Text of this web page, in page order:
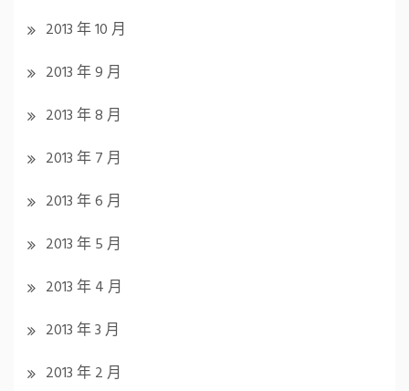
2013 年 10 月
2013 年 9 月
2013 年 8 月
2013 年 7 月
2013 年 6 月
2013 年 5 月
2013 年 4 月
2013 年 3 月
2013 年 2 月